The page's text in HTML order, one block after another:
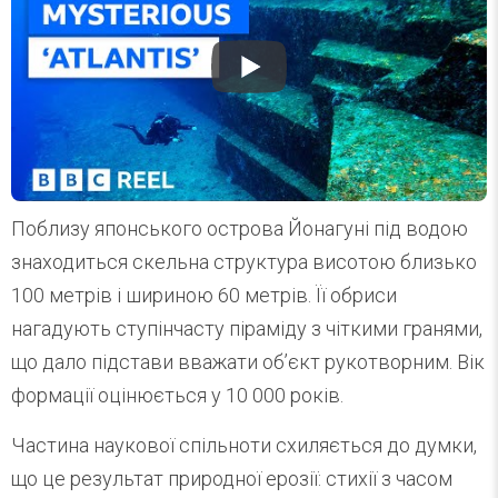
Поблизу японського острова Йонагуні під водою
знаходиться скельна структура висотою близько
100 метрів і шириною 60 метрів. Її обриси
нагадують ступінчасту піраміду з чіткими гранями,
що дало підстави вважати об’єкт рукотворним. Вік
формації оцінюється у 10 000 років.
Частина наукової спільноти схиляється до думки,
що це результат природної ерозії: стихії з часом